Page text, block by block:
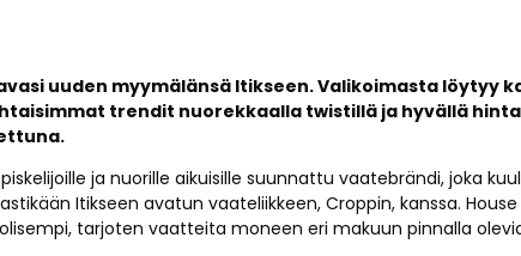
uuden myymälänsä Itikseen. Valikoimasta löytyy
trendit nuorekkaalla twistillä ja hyvällä
ja nuorille aikuisille suunnattu vaatebrändi, joka
Itikseen avatun vaateliikkeen, Croppin, kanssa.
tarjoten vaatteita moneen eri makuun pinnalla